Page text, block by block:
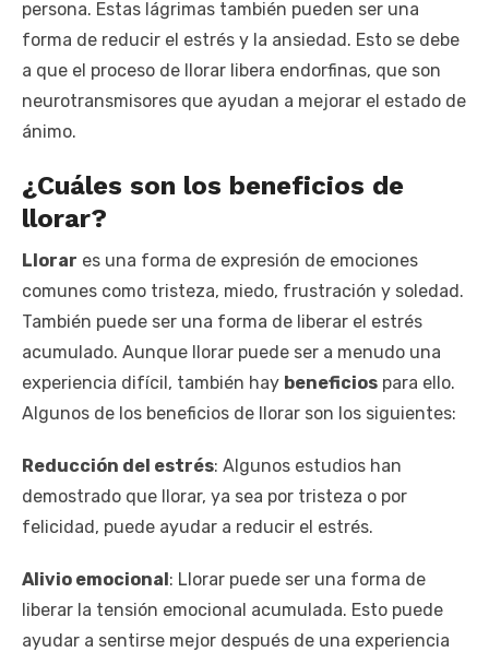
persona. Estas lágrimas también pueden ser una
forma de reducir el estrés y la ansiedad. Esto se debe
a que el proceso de llorar libera endorfinas, que son
neurotransmisores que ayudan a mejorar el estado de
ánimo.
¿Cuáles son los beneficios de
llorar?
Llorar es una forma de expresión de emociones
comunes como tristeza, miedo, frustración y soledad.
También puede ser una forma de liberar el estrés
acumulado. Aunque llorar puede ser a menudo una
experiencia difícil, también hay beneficios para ello.
Algunos de los beneficios de llorar son los siguientes:
Reducción del estrés: Algunos estudios han
demostrado que llorar, ya sea por tristeza o por
felicidad, puede ayudar a reducir el estrés.
Alivio emocional: Llorar puede ser una forma de
liberar la tensión emocional acumulada. Esto puede
ayudar a sentirse mejor después de una experiencia